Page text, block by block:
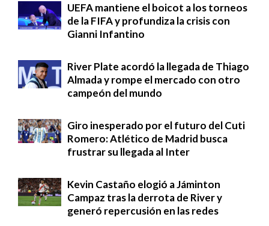
UEFA mantiene el boicot a los torneos
de la FIFA y profundiza la crisis con
Gianni Infantino
River Plate acordó la llegada de Thiago
Almada y rompe el mercado con otro
campeón del mundo
Giro inesperado por el futuro del Cuti
Romero: Atlético de Madrid busca
frustrar su llegada al Inter
Kevin Castaño elogió a Jáminton
Campaz tras la derrota de River y
generó repercusión en las redes